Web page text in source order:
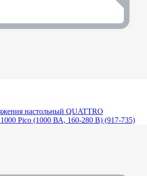
настольный QUATTRO
Pico (1000 ВА, 160-280 В) (917-735)